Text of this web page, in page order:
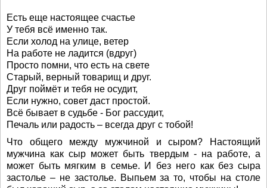
Есть еще настоящее счастье
У тебя всё именно так.
Если холод на улице, ветер
На работе не ладится (вдруг)
Просто помни, что есть на свете
Старый, верный товарищ и друг.
Друг поймёт и тебя не осудит,
Если нужно, совет даст простой.
Всё бывает в судьбе - Бог рассудит,
Печаль или радость – всегда друг с тобой!
Что общего между мужчиной и сыром? Настоящий
мужчина как сыр может быть твердым - на работе, а
может быть мягким в семье. И без него как без сыра
застолье – не застолье. Выпьем за то, чтобы на столе